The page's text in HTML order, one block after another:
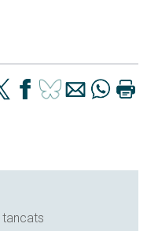
tancats